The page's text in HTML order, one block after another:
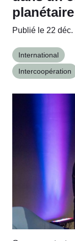
planétaire
Publié le 22 déc.
International
Intercoopération